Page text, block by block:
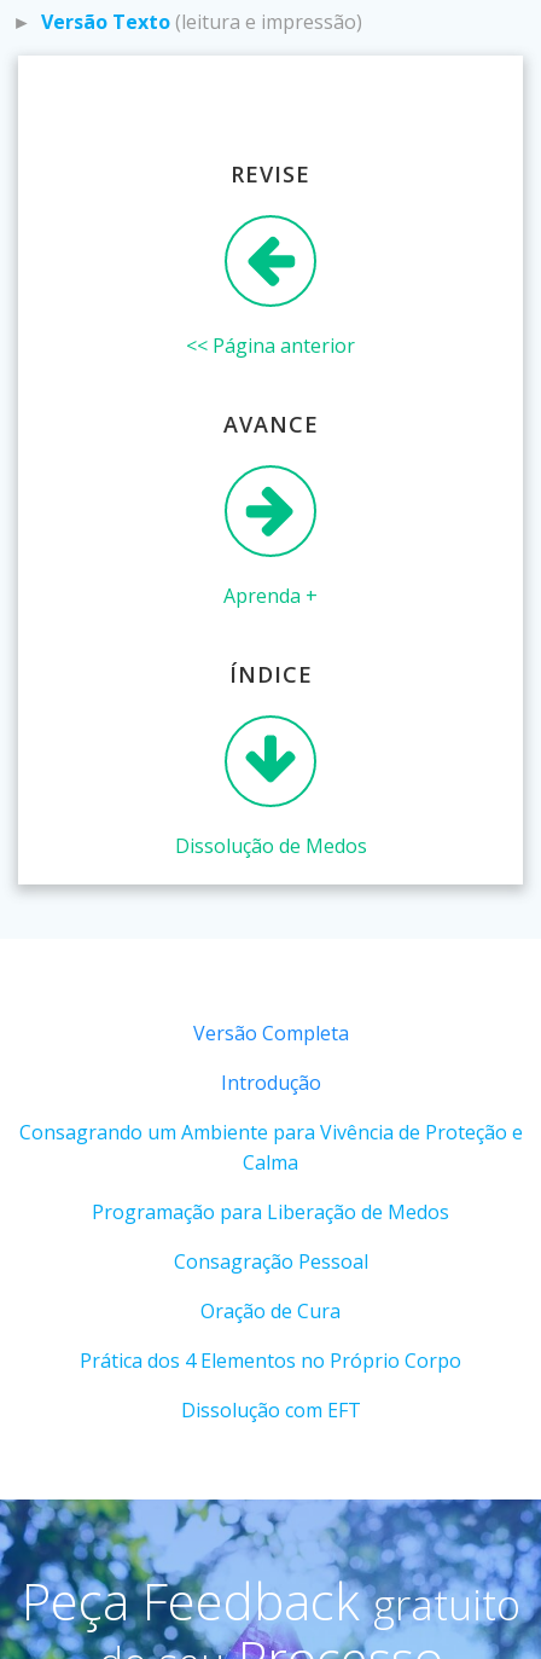
► Versão Texto(leitura e impressão)
REVISE
<< Página anterior
AVANCE
Aprenda +
ÍNDICE
Dissolução de Medos
Versão Completa
Introdução
Consagrando um Ambiente para Vivência de Proteção e
Calma
Programação para Liberação de Medos
Consagração Pessoal
Oração de Cura
Prática dos 4 Elementos no Próprio Corpo
Dissolução com EFT
Peça Feedbackgratuito